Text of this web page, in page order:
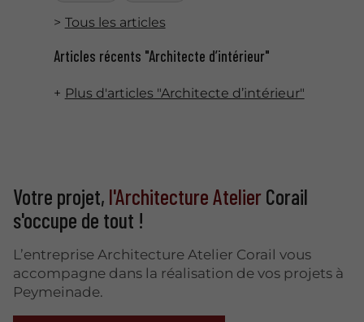
Tous les articles
Articles récents "Architecte d’intérieur"
Plus d'articles "Architecte d’intérieur"
Votre projet, l'Architecture Atelier Corail
s'occupe de tout !
L’entreprise Architecture Atelier Corail vous
accompagne dans la réalisation de vos projets à
Peymeinade.